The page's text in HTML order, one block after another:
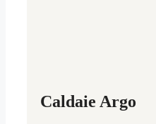
Caldaie Argo